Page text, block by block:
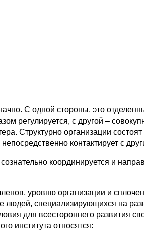
С одной стороны, это
регулируется, с другой –
Структурно организации состоят
контактирует с
координируется и
уровню организации и
людей, специализирующихся на
для всестороннего развития
института относятся: